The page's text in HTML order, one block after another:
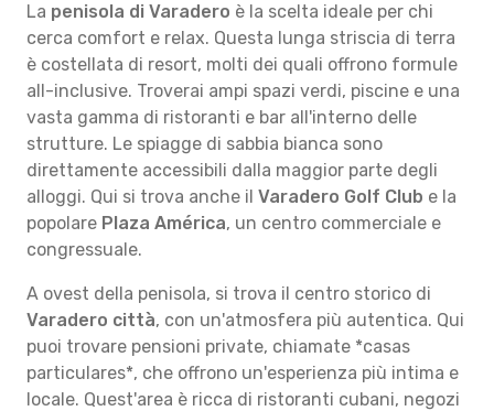
La penisola di Varadero è la scelta ideale per chi
cerca comfort e relax. Questa lunga striscia di terra
è costellata di resort, molti dei quali offrono formule
all-inclusive. Troverai ampi spazi verdi, piscine e una
vasta gamma di ristoranti e bar all'interno delle
strutture. Le spiagge di sabbia bianca sono
direttamente accessibili dalla maggior parte degli
alloggi. Qui si trova anche il Varadero Golf Club e la
popolare Plaza América, un centro commerciale e
congressuale.
A ovest della penisola, si trova il centro storico di
Varadero città, con un'atmosfera più autentica. Qui
puoi trovare pensioni private, chiamate *casas
particulares*, che offrono un'esperienza più intima e
locale. Quest'area è ricca di ristoranti cubani, negozi